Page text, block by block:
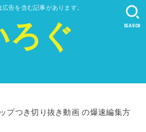
告を含む記事があります。
ぐ SEARCH
プつき切り抜き動画 の爆速編集方